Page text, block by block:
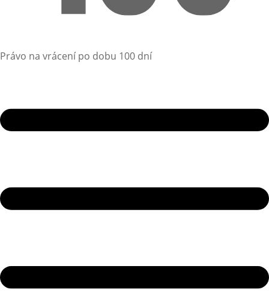
Právo na vrácení po dobu 100 dní